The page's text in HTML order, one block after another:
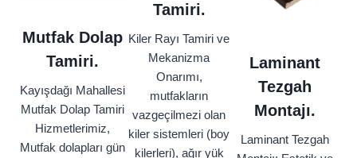
Mutfak Dolap
Tamiri.
Kayışdağı Mahallesi
Mutfak Dolap Tamiri
Hizmetlerimiz,
Mutfak dolapları gün
Tamiri.
Kiler Rayı Tamiri ve
Mekanizma
Onarımı,
mutfakların
vazgeçilmezi olan
kiler sistemleri (boy
kilerleri), ağır yük
Laminant
Tezgah
Montajı.
Laminant Tezgah